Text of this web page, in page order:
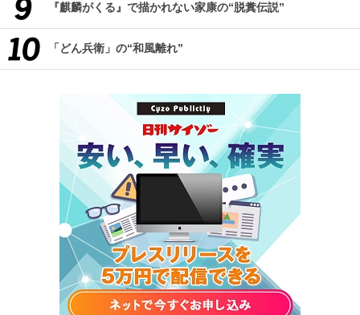
『麒麟がくる』で描かれない家康の“脱糞伝説”
「どん兵衛」の“和風離れ”